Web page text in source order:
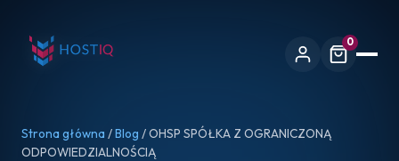
0
Strona główna /Blog / OHSP SPÓŁKA Z OGRANICZONĄ
ODPOWIEDZIALNOŚCIĄ